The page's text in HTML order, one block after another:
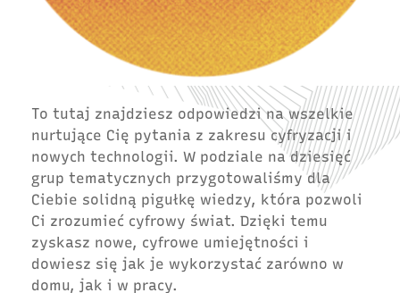
To tutaj znajdziesz odpowiedzi na wszelkie
nurtujące Cię pytania z zakresu cyfryzacji i
nowych technologii. W podziale na dziesięć
grup tematycznych przygotowaliśmy dla
Ciebie solidną pigułkę wiedzy, która pozwoli
Ci zrozumieć cyfrowy świat. Dzięki temu
zyskasz nowe, cyfrowe umiejętności i
dowiesz się jak je wykorzystać zarówno w
domu, jak i w pracy.